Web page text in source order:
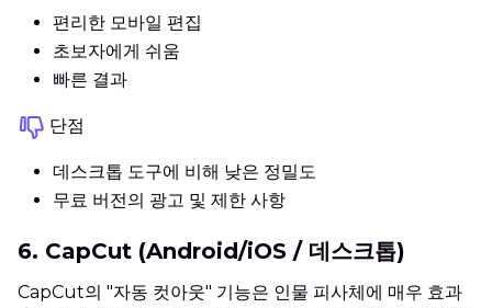
편리한 모바일 편집
초보자에게 쉬움
빠른 결과
단점
데스크톱 도구에 비해 낮은 정밀도
무료 버전의 광고 및 제한 사항
6. CapCut (Android/iOS / 데스크톱)
CapCut의 "자동 컷아웃" 기능은 인물 피사체에 매우 효과